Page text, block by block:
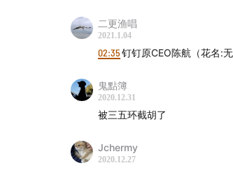
二更渔唱
2021.1.04
02:35钉钉原CEO陈航（花名:无
鬼點簿
2020.12.31
被三五环截胡了
Jchermy
2020.12.27